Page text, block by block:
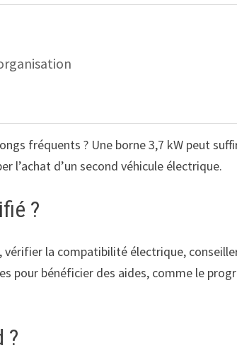
fréquents ? Une borne 3,7 kW peut
l’achat d’un second véhicule électrique.
?
la compatibilité électrique,
pour bénéficier des aides, comme le
?